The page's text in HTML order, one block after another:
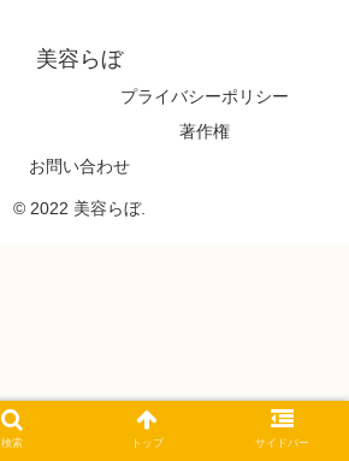
美容らぼ
プライバシーポリシー
著作権
お問い合わせ
© 2022 美容らぼ.
検索 トップ サイドバー